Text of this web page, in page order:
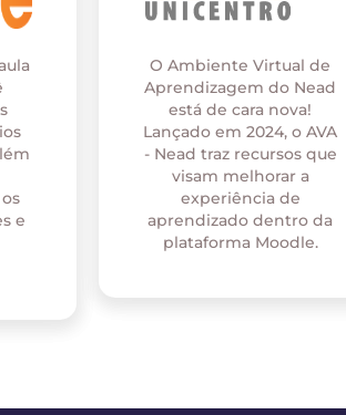
e
O Ambiente Virtual de
Aprendizagem do Nead
está de cara nova!
Lançado em 2024, o AVA
- Nead traz recursos que
visam melhorar a
experiência de
aprendizado dentro da
plataforma Moodle.